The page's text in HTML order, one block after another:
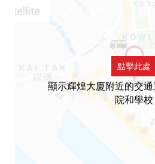
點擊此處
顯示輝煌大廈附近的交
院和學校